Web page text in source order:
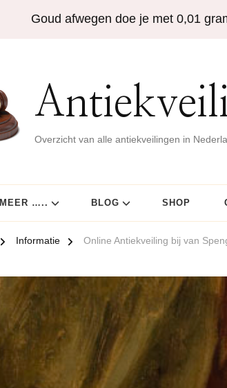
Goud afwegen doe je met 0,01
Overzicht van alle antiekveilingen in
MEER ….. BLOG SHOP
Informatie Online Antiekveiling bij van